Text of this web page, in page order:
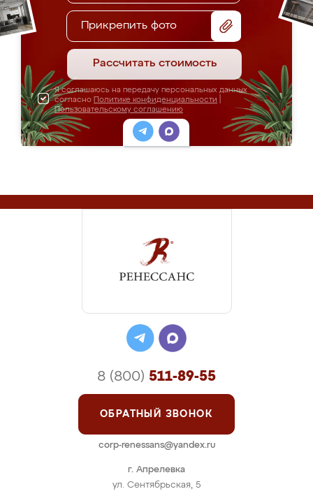
Прикрепить фото
Рассчитать стоимость
Я соглашаюсь на передачу персональных данных
согласно Политике конфиденциальности
Пользовательскому соглашению
г. Апрелевка
ул. Сентябрьская, 5
8 (800) 511-89-55
ОБРАТНЫЙ ЗВОНОК
corp-renessans@yandex.ru